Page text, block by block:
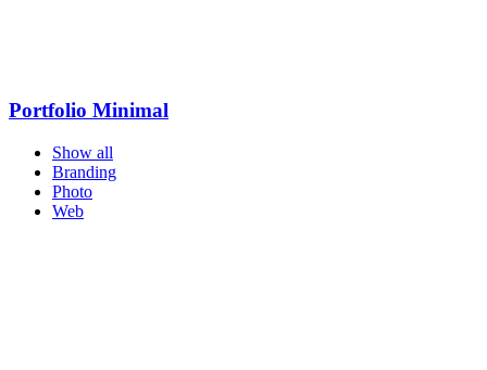
Portfolio Minimal
Show all
Branding
Photo
Web